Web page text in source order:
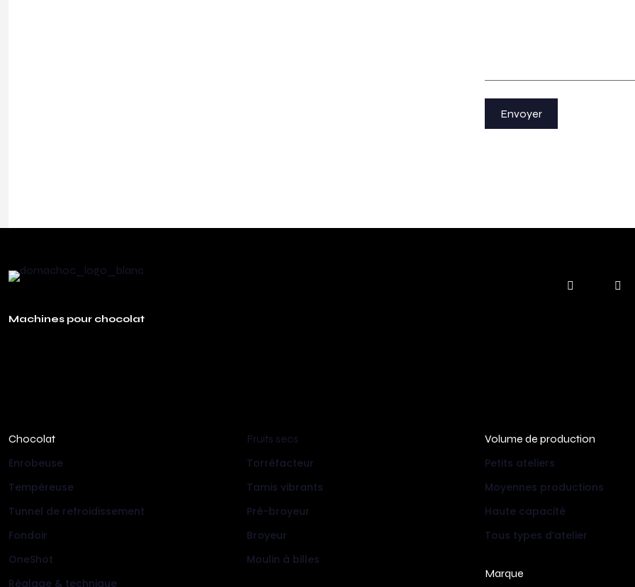
Machines pour chocolat
Chocolat
Enrobeuse
Tempéreuse
Tunnel de refroidissement
Fondoir
OneShot
Réglage & technique
Fruits secs
Torréfacteur
Tamis vibrants
Pré-broyeur
Broyeur
Moulin à billes
Volume de production
Petits ateliers
Moyennes productions
Haute capacité
Tous types d’atelier
Marque